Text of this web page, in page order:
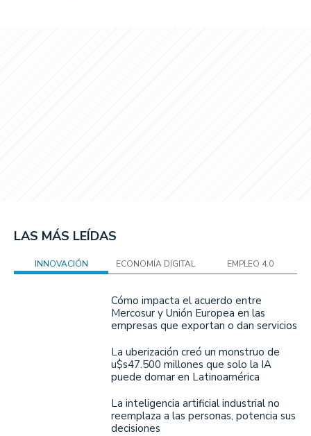
LAS MÁS LEÍDAS
INNOVACIÓN ECONOMÍA DIGITAL EMPLEO 4.0
Cómo impacta el acuerdo entre
Mercosur y Unión Europea en las
empresas que exportan o dan servicios
La uberización creó un monstruo de
u$s47.500 millones que solo la IA
puede domar en Latinoamérica
La inteligencia artificial industrial no
reemplaza a las personas, potencia sus
decisiones